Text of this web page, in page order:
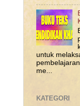
untuk
me...
KATEGORI